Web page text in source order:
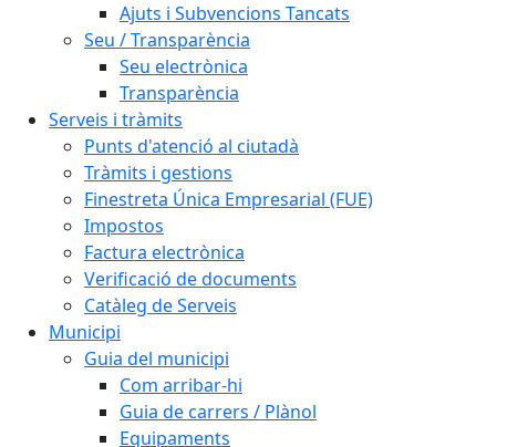
Ajuts i Subvencions Tancats
Seu / Transparència
Seu electrònica
Transparència
Serveis i tràmits
Punts d'atenció al ciutadà
Tràmits i gestions
Finestreta Única Empresarial (FUE)
Impostos
Factura electrònica
Verificació de documents
Catàleg de Serveis
Municipi
Guia del municipi
Com arribar-hi
Guia de carrers / Plànol
Equipaments